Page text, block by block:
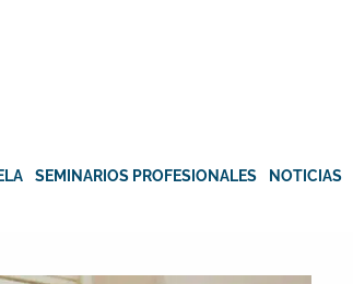
SEMINARIOS PROFESIONALES NOTICIAS